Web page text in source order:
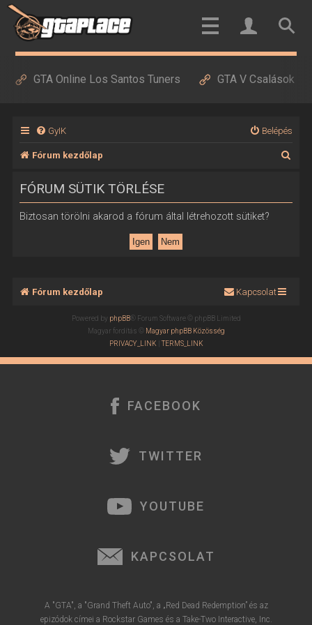
GTA Online Los Santos Tuners GTA V Csalások
GyIK Belépés
Fórum kezdőlap
FÓRUM SÜTIK TÖRLÉSE
Biztosan törölni akarod a fórum által létrehozott sütiket?
Fórum kezdőlap Kapcsolat
Powered by phpBB® Forum Software © phpBB Limited
Magyar fordítás © Magyar phpBB Közösség
PRIVACY_LINK |TERMS_LINK
FACEBOOK
TWITTER
YOUTUBE
KAPCSOLAT
A "GTA", a "Grand Theft Auto", a „Red Dead Redemption” és az
epizódok címei a Rockstar Games és a Take-Two Interactive, Inc.